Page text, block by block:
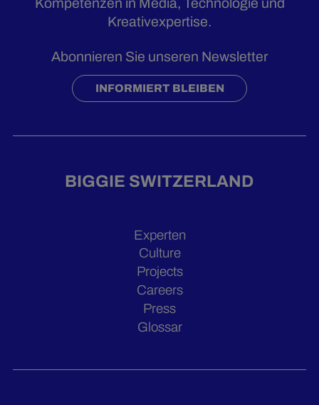
Kreativexpertise.
Abonnieren Sie unseren Newsletter
INFORMIERT BLEIBEN
BIGGIE SWITZERLAND
Experten
Culture
Projects
Careers
Press
Glossar